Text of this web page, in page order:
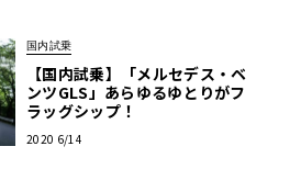
国内試乗
【国内試乗】「メルセデス・ベ
ンツGLS」あらゆるゆとりがフ
ラッグシップ！
2020 6/14